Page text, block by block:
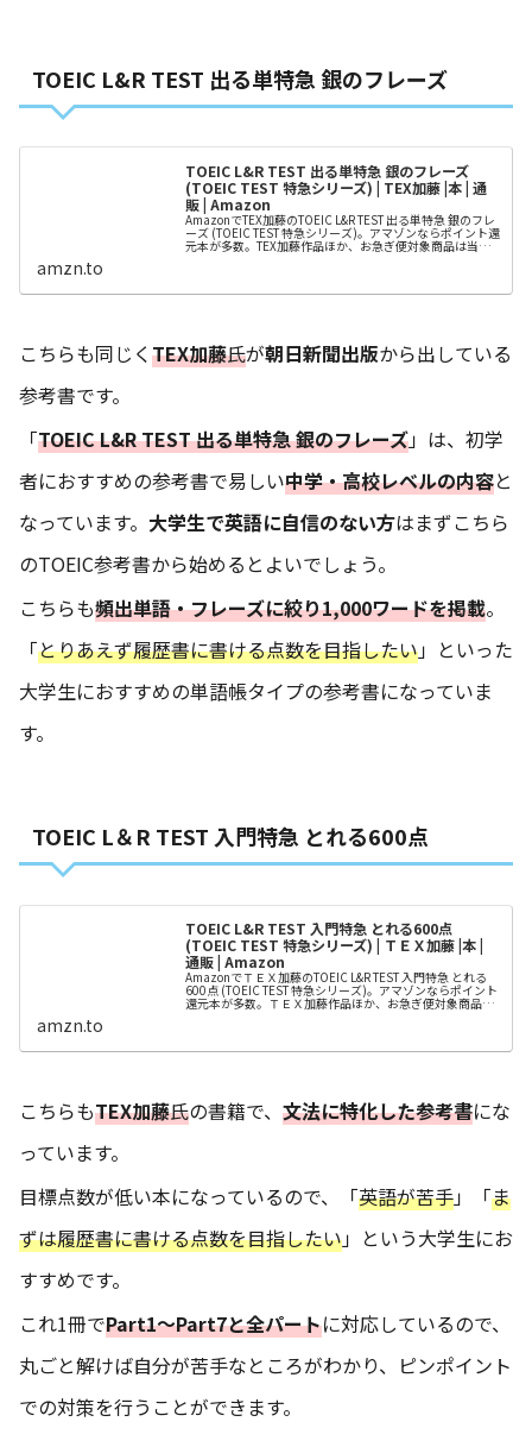
TOEIC L&R TEST 出る単特急 銀のフレーズ
TOEIC L&R TEST 出る単特急 銀のフレーズ
(TOEIC TEST 特急シリーズ) | TEX加藤 |本 | 通
販 | Amazon
AmazonでTEX加藤のTOEIC L&R TEST 出る単特急 銀のフレ
ーズ (TOEIC TEST 特急シリーズ)。アマゾンならポイント還
元本が多数。TEX加藤作品ほか、お急ぎ便対象商品は当日
amzn.to
こちらも同じく TEX加藤氏が朝日新聞出版から出している
参考書です。
「TOEIC L&R TEST 出る単特急 銀のフレーズ」は、初学
者におすすめの参考書で易しい中学・高校レベルの内容と
なっています。 大学生で英語に自信のない方はまずこちら
のTOEIC参考書から始めるとよいでしょう。
こちらも頻出単語・フレーズに絞り1,000ワードを掲載。
「とりあえず履歴書に書ける点数を目指したい」といった
大学生におすすめの単語帳タイプの参考書になっていま
す。
TOEIC L＆R TEST 入門特急 とれる600点
TOEIC L&R TEST 入門特急 とれる600点
(TOEIC TEST 特急シリーズ) | ＴＥＸ加藤 |本 |
通販 | Amazon
AmazonでＴＥＸ加藤のTOEIC L&R TEST 入門特急 とれる
600点 (TOEIC TEST 特急シリーズ)。アマゾンならポイント
還元本が多数。ＴＥＸ加藤作品ほか、お急ぎ便対象商品は
amzn.to
こちらもTEX加藤氏の書籍で、 文法に特化した参考書にな
っています。
目標点数が低い本になっているので、「英語が苦手」「ま
ずは履歴書に書ける点数を目指したい」という大学生にお
すすめです。
これ1冊でPart1～Part7と全パートに対応しているので、
丸ごと解けば自分が苦手なところがわかり、ピンポイント
での対策を行うことができます。